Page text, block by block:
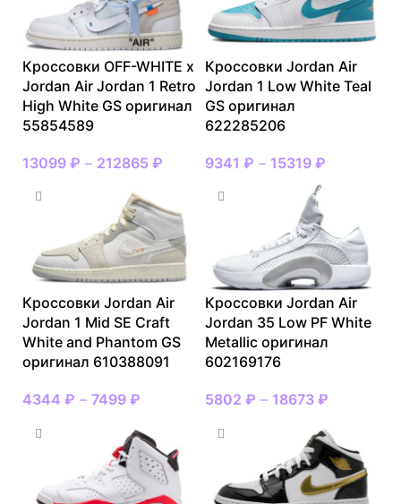
Кроссовки OFF-WHITE x
Jordan Air Jordan 1 Retro
High White GS оригинал
55854589
13099 ₽ – 212865 ₽
Кроссовки Jordan Air
Jordan 1 Low White Teal
GS оригинал
622285206
9341 ₽ – 15319 ₽
Кроссовки Jordan Air
Jordan 1 Mid SE Craft
White and Phantom GS
оригинал 610388091
4344 ₽ – 7499 ₽
Кроссовки Jordan Air
Jordan 35 Low PF White
Metallic оригинал
602169176
5802 ₽ – 18673 ₽